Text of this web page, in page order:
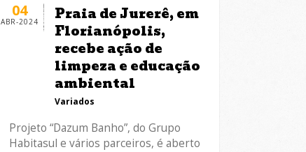
04
ABR-2024
Praia de Jurerê, em
Florianópolis,
recebe ação de
limpeza e educação
ambiental
Variados
Projeto “Dazum Banho”, do Grupo
Habitasul e vários parceiros, é aberto